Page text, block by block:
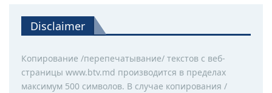
Disclaimer
Копирование /перепечатывание/ текстов с веб-
страницы www.btv.md производится в пределах
максимум 500 символов. В случае копирования /